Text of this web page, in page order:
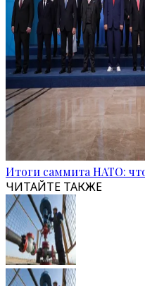
Итоги саммита НАТО:
ЧИТАЙТЕ ТАКЖЕ